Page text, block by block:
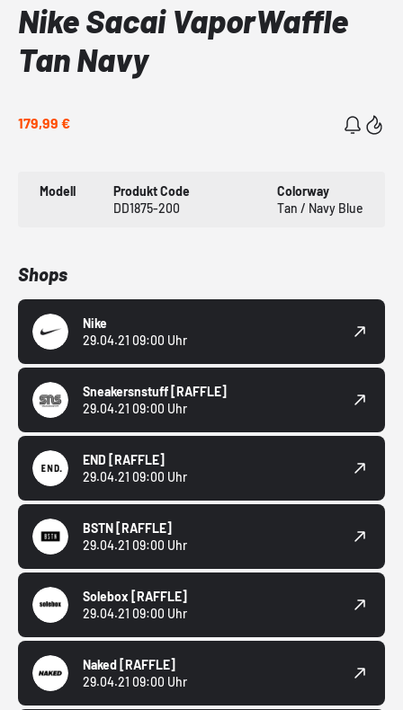
Nike Sacai VaporWaffle
Tan Navy
179,99 €
Modell
Produkt Code
DD1875-200
Colorway
Tan / Navy Blue
Shops
Nike
29.04.21 09:00 Uhr
Sneakersnstuff [RAFFLE]
29.04.21 09:00 Uhr
END [RAFFLE]
29.04.21 09:00 Uhr
BSTN [RAFFLE]
29.04.21 09:00 Uhr
Solebox [RAFFLE]
29.04.21 09:00 Uhr
Naked [RAFFLE]
29.04.21 09:00 Uhr